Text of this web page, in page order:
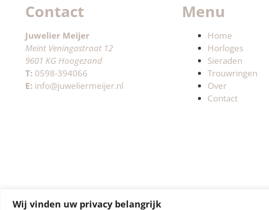
Wij vinden uw privacy belangrijk
Contact
Juwelier Meijer
Meint Veningastraat 12
9601 KG Hoogezand
T: 0598-394066
E: info@juweliermeijer.nl
Menu
Home
Horloges
Sieraden
Trouwringen
Over
Contact